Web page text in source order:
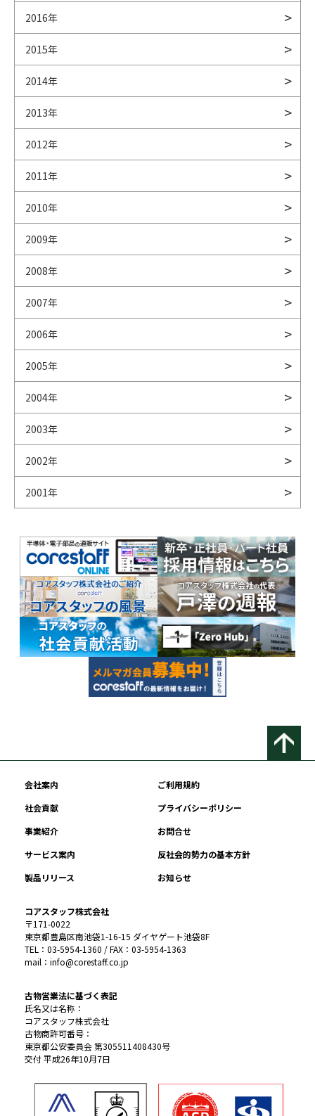
2016年
2015年
2014年
2013年
2012年
2011年
2010年
2009年
2008年
2007年
2006年
2005年
2004年
2003年
2002年
2001年
会社案内
ご利用規約
社会貢献
プライバシーポリシー
事業紹介
お問合せ
サービス案内
反社会的勢力の基本方針
製品リリース
お知らせ
コアスタッフ株式会社
〒171-0022
東京都豊島区南池袋1-16-15 ダイヤゲート池袋8F
TEL：03-5954-1360 / FAX：03-5954-1363
mail：info@corestaff.co.jp
古物営業法に基づく表記
氏名又は名称：
コアスタッフ株式会社
古物商許可番号：
東京都公安委員会 第305511408430号
交付 平成26年10月7日